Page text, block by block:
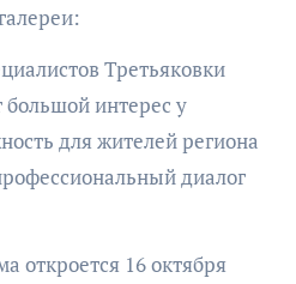
Третьяковки
интерес у
для жителей региона
диалог
откроется 16 октября